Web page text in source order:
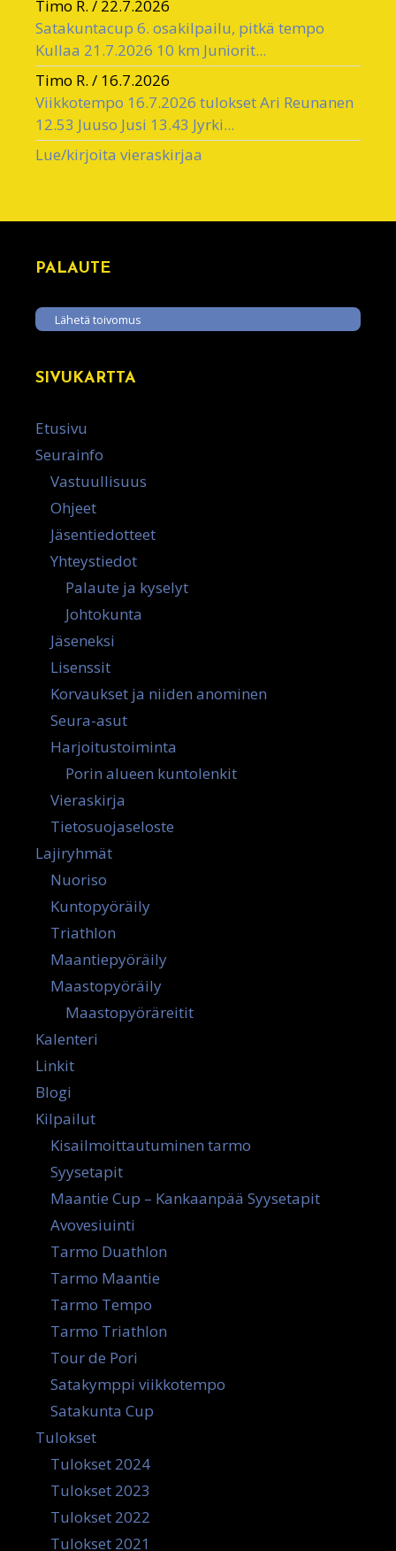
Timo R. / 22.7.2026
Satakuntacup 6. osakilpailu, pitkä tempo
Kullaa 21.7.2026 10 km Juniorit...
Timo R. / 16.7.2026
Viikkotempo 16.7.2026 tulokset Ari Reunanen
12.53 Juuso Jusi 13.43 Jyrki...
Lue/kirjoita vieraskirjaa
PALAUTE
Lähetä toivomus
SIVUKARTTA
Etusivu
Seurainfo
Vastuullisuus
Ohjeet
Jäsentiedotteet
Yhteystiedot
Palaute ja kyselyt
Johtokunta
Jäseneksi
Lisenssit
Korvaukset ja niiden anominen
Seura-asut
Harjoitustoiminta
Porin alueen kuntolenkit
Vieraskirja
Tietosuojaseloste
Lajiryhmät
Nuoriso
Kuntopyöräily
Triathlon
Maantiepyöräily
Maastopyöräily
Maastopyöräreitit
Kalenteri
Linkit
Blogi
Kilpailut
Kisailmoittautuminen tarmo
Syysetapit
Maantie Cup – Kankaanpää Syysetapit
Avovesiuinti
Tarmo Duathlon
Tarmo Maantie
Tarmo Tempo
Tarmo Triathlon
Tour de Pori
Satakymppi viikkotempo
Satakunta Cup
Tulokset
Tulokset 2024
Tulokset 2023
Tulokset 2022
Tulokset 2021